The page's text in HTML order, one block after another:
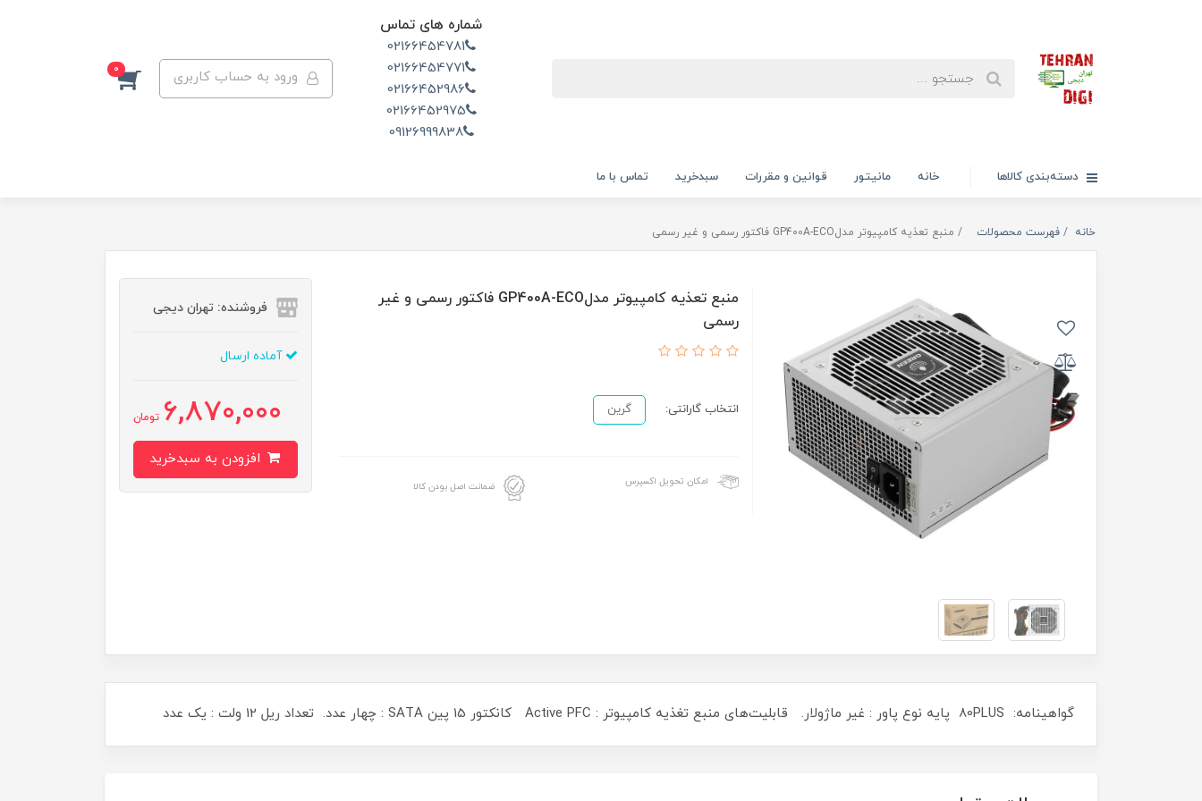
شماره های تماس
02166454781
02166454771
02166452986
02166452975
09126999838
ورود به حساب کاربری 0
دسته‌بندی کالاها خانه مانیتور قوانین و مقررات سبدخرید تماس با ما
خانه فهرست محصولات منبع تعذیه کامپیوتر مدلGP400A-ECO فاکتور رسمی و غیر رسمی
منبع تعذیه کامپیوتر مدلGP400A-ECO فاکتور رسمی و غیر
رسمی
انتخاب گارانتی: گرین
امکان تحویل اکسپرس ضمانت اصل بودن کالا
فروشنده: تهران دیجی
آماده ارسال
6,870,000 تومان
گواهینامه: 80PLUS پایه نوع پاور : غیر ماژولار. قابلیت‌های منبع تغذیه کامپیوتر : Active PFC کانکتور 15 پین SATA : چهار عدد. تعداد ریل 12 ولت : یک عدد